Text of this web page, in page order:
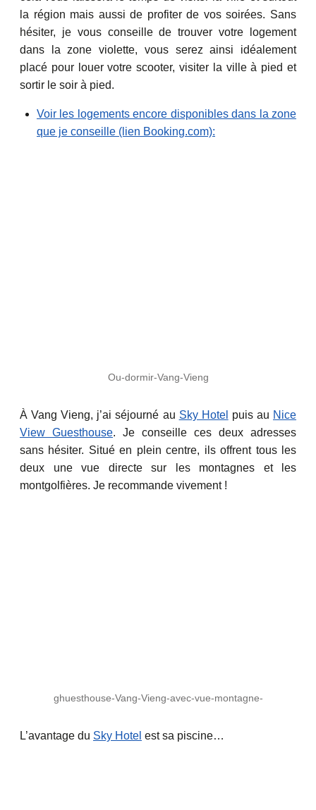
la région mais aussi de profiter de vos soirées. Sans
hésiter, je vous conseille de trouver votre logement
dans la zone violette, vous serez ainsi idéalement
placé pour louer votre scooter, visiter la ville à pied et
sortir le soir à pied.
Voir les logements encore disponibles dans la zone
que je conseille (lien Booking.com):
Ou-dormir-Vang-Vieng
À Vang Vieng, j’ai séjourné au Sky Hotel puis au Nice
View Guesthouse. Je conseille ces deux adresses
sans hésiter. Situé en plein centre, ils offrent tous les
deux une vue directe sur les montagnes et les
montgolfières. Je recommande vivement !
ghuesthouse-Vang-Vieng-avec-vue-montagne-
L’avantage du Sky Hotel est sa piscine…